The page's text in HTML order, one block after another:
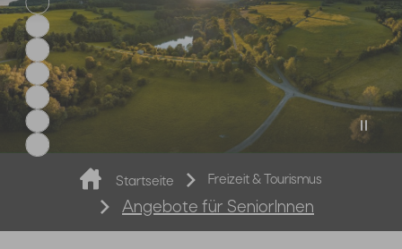
Startseite
Freizeit & Tourismus
Angebote für SeniorInnen